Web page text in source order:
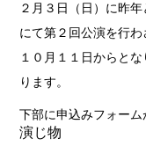
２月３日（日）に昨
にて第２回公演を行
１０月１１日からと
ります。
下部に申込みフォーム
演じ物